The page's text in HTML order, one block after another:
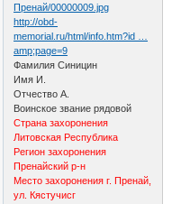
Пренай/00000009.jpg
http://obd-
memorial.ru/html/info.htm?id …
amp;page=9
Фамилия Синицин
Имя И.
Отчество А.
Воинское звание рядовой
Страна захоронения
Литовская Республика
Регион захоронения
Пренайский р-н
Место захоронения г. Пренай,
ул. Кястучисг